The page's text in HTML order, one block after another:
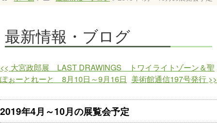
最新情報・ブログ
<< 大宮政郎展 LAST DRAWINGS トワイライトゾーン＆聖
ぽぉーとれーと 8月10日～9月16日 美術館通信197号発行 >>
2019年4月～10月の展覧会予定